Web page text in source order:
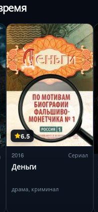
6.5
2016 Сериал
Деньги
драма, криминал